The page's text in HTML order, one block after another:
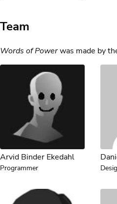
Team
Words of Powerwas made by
Arvid Binder Ekedahl
Programmer